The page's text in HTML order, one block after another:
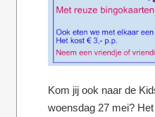
Kom jij ook naar de
woensdag 27 mei?